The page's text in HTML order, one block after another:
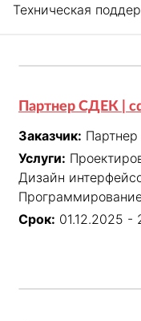
Техническая
Партнер СДЕК |
Заказчик:
Услуги:
Дизайн
Срок: 01.12.2025 -